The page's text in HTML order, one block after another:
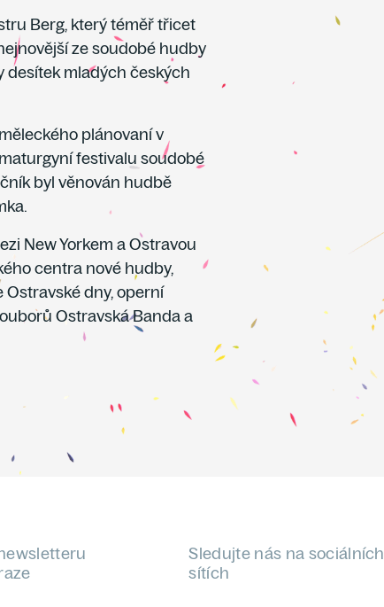
Berg, který téměř třicet
ze soudobé hudby
desítek mladých českých
plánovaní v
festivalu soudobé
byl věnován hudbě
New Yorkem a Ostravou
centra nové hudby,
dny, operní
Ostravská Banda a
Sledujte nás na sociálních
sítích